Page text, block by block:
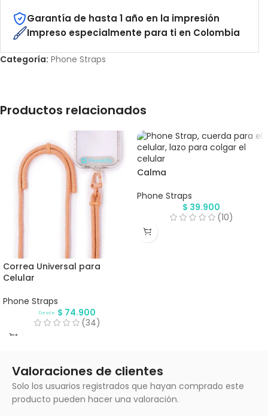
Garantía de hasta 1 año en la impresión
Impreso especialmente para ti en Colombia
Categoría: Phone Straps
Productos relacionados
Correa Universal para
Celular
Phone Straps
Desde $ 74.900
(34)
Calma
Phone Straps
$ 39.900
(10)
Valoraciones de clientes
Solo los usuarios registrados que hayan comprado este
producto pueden hacer una valoración.